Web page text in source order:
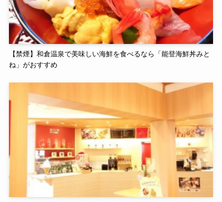
【禁煙】和倉温泉で美味しい海鮮を食べるなら「能登海鮮丼みと
ね」がおすすめ